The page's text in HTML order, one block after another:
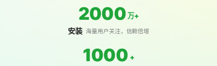
2000 万+
安装 海量用户关注，信赖倍增
1000 +